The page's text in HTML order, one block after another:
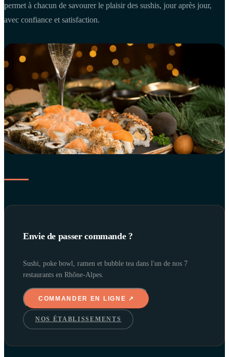
permet à chacun de savourer le plaisir des sushis, jour après jour,
avec confiance et satisfaction.
Envie de passer commande ?
Sushi, poke bowl, ramen et bubble tea dans l'un de nos 7
restaurants en Rhône-Alpes.
COMMANDER EN LIGNE ↗
NOS ÉTABLISSEMENTS